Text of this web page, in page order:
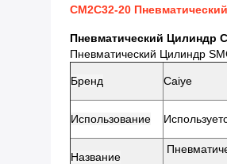
CM2C32-20
Пневматический Цилиндр
Пневматический Цилиндр
Бренд Caiye
Использование
Название